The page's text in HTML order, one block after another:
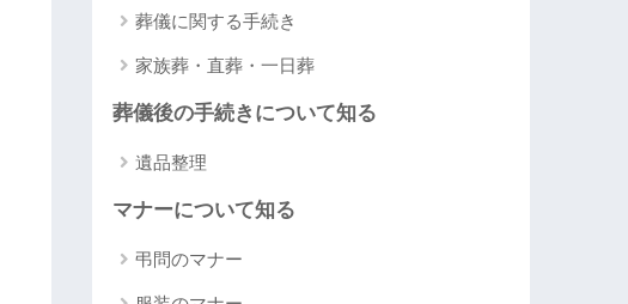
葬儀に関する手続き
家族葬・直葬・一日葬
葬儀後の手続きについて知る
遺品整理
マナーについて知る
弔問のマナー